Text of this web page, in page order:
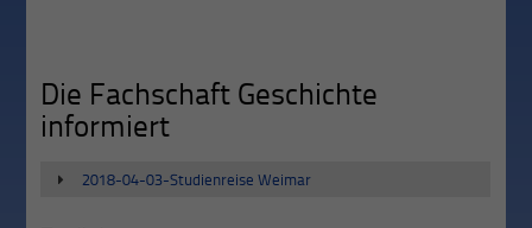
Die Fachschaft Geschichte
informiert
2018-04-03-Studienreise Weimar